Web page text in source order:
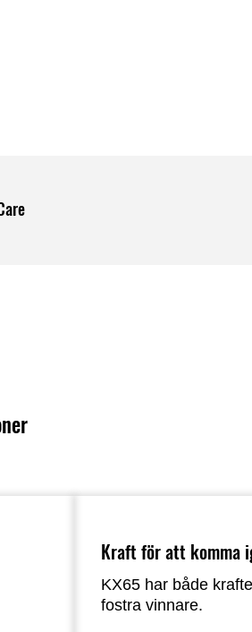
Kraft för att komma
KX65 har både
fostra vinnare.